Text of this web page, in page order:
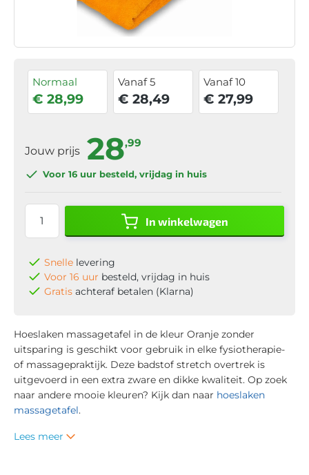
Normaal
€ 28,99
Vanaf 5
€ 28,49
Vanaf 10
€ 27,99
Jouw prijs 28,99
Voor 16 uur besteld, vrijdag in huis
In winkelwagen
Snelle levering
Voor 16 uur besteld, vrijdag in huis
Gratis achteraf betalen (Klarna)
Hoeslaken massagetafel in de kleur Oranje zonder
uitsparing is geschikt voor gebruik in elke fysiotherapie-
of massagepraktijk. Deze badstof stretch overtrek is
uitgevoerd in een extra zware en dikke kwaliteit. Op zoek
naar andere mooie kleuren? Kijk dan naar hoeslaken
massagetafel.
Lees meer